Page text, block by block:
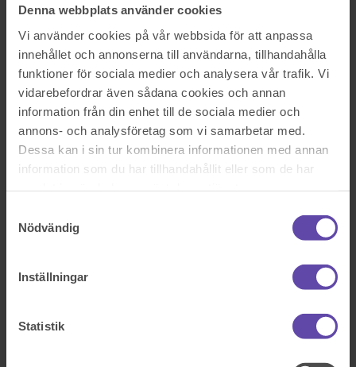
Denna webbplats använder cookies
Vi använder cookies på vår webbsida för att anpassa
innehållet och annonserna till användarna, tillhandahålla
funktioner för sociala medier och analysera vår trafik. Vi
vidarebefordrar även sådana cookies och annan
information från din enhet till de sociala medier och
annons- och analysföretag som vi samarbetar med.
Dessa kan i sin tur kombinera informationen med annan
information som du har tillhandahållit eller som de har
Nödvändig
Inställningar
Statistik
Rättshjälp
Samboavtal
Samäganderättsavtal
Servitut och arrende
Skatterätt
Skuldebrev
Testamente
Vita Arkivet
Vårdnad, boende och umgänge
Äganderättsförklaring
Äktenskapsförord
Prislista
Våra kontor
Nu blev det något fel!
Testa igen och om det fortfarande inte fungerar kontakta oss på
Stäng